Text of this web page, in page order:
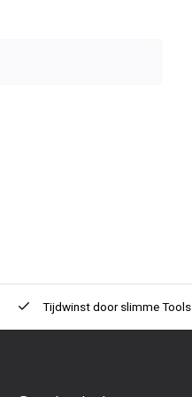
Tijdwinst doorslimme Tools